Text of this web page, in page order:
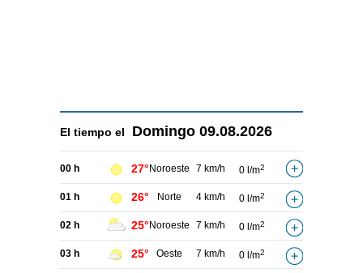
El tiempo el Domingo 09.08.2026
00 h 27° Noroeste 7 km/h 0 l/m2
01 h 26° Norte 4 km/h 0 l/m2
02 h 25° Noroeste 7 km/h 0 l/m2
03 h 25° Oeste 7 km/h 0 l/m2